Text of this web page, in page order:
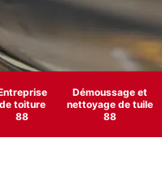
de toiture
88
Démoussage et
nettoyage de tuile
88